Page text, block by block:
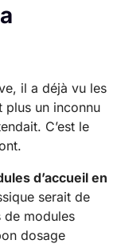
il a déjà vu les
plus un inconnu
C’est le
d’accueil en
serait de
de modules
dosage